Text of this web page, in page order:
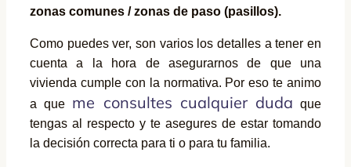
zonas comunes / zonas de paso (pasillos).
Como puedes ver, son varios los detalles a tener en
cuenta a la hora de asegurarnos de que una
vivienda cumple con la normativa. Por eso te animo
a que me consultes cualquier duda que
tengas al respecto y te asegures de estar tomando
la decisión correcta para ti o para tu familia.